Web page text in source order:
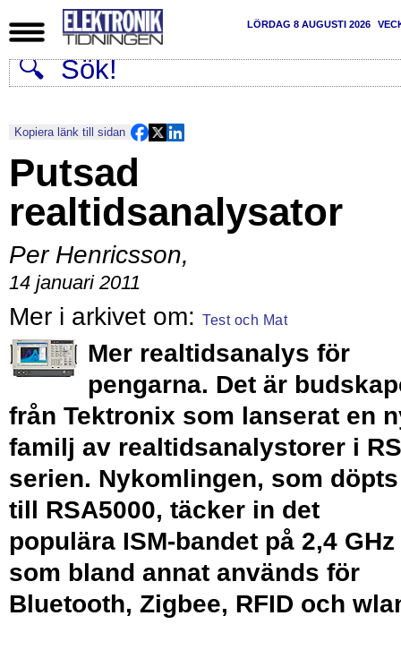
LÖRDAG 8 AUGUSTI 2026
Kopiera länk till sidan
Putsad
realtidsanalysator
Per Henricsson,
14 januari 2011
Test och Mat
Mer realtidsanalys för
pengarna. Det är
från Tektronix som lanserat en
familj av realtidsanalystorer i
serien. Nykomlingen, som döpts
till RSA5000, täcker in det
populära ISM-bandet på 2,4 GHz
som bland annat används för
Bluetooth, Zigbee, RFID och